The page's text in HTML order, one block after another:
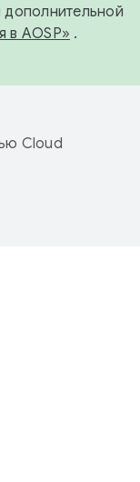
дополнительной
в AOSP» .
Cloud